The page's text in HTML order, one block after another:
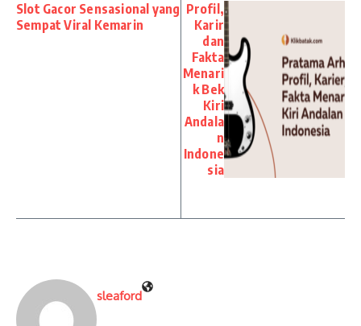
Slot Gacor Sensasional yang
Sempat Viral Kemarin
Profil,
Karir
dan
Fakta
Menari
k Bek
Kiri
Andala
n
Indone
sia
sleaford